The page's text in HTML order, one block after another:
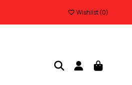
Wishlist (0)